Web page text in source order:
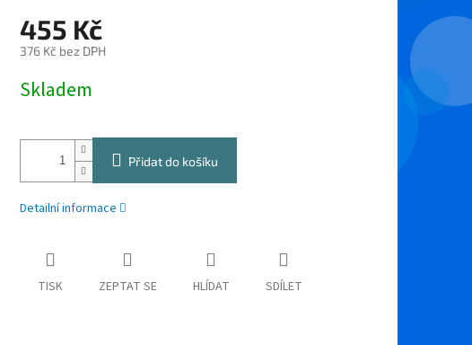
455 Kč
376 Kč bez DPH
cena:
Skladem
Přidat do košíku
Detailní informace
TISK ZEPTAT SE HLÍDAT SDÍLET